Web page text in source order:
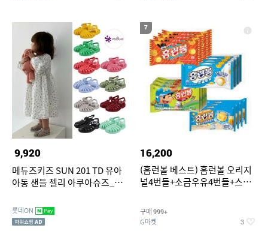
9,920
메듀즈키즈 SUN 201 TD 유아
아동 샌들 젤리 아쿠아슈즈_택
롯데ON
7
16,200
(홈런볼 베스트) 홈런볼 오리지
널4번들+소금우유4번들+스윗
콘맛4번들
구매 999+
G마켓 3